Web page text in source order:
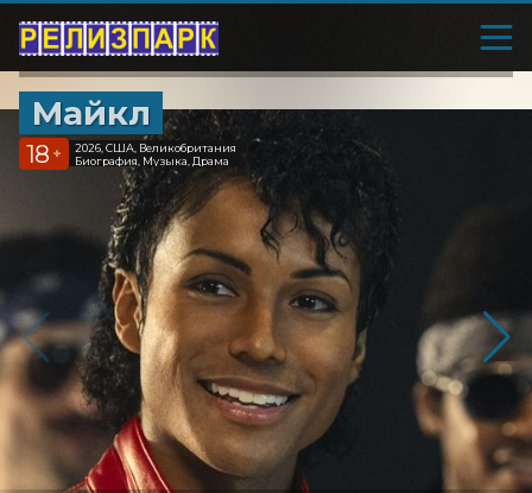
Майкл
18 +
2026, США, Великобритания
Биография, Музыка, Драма